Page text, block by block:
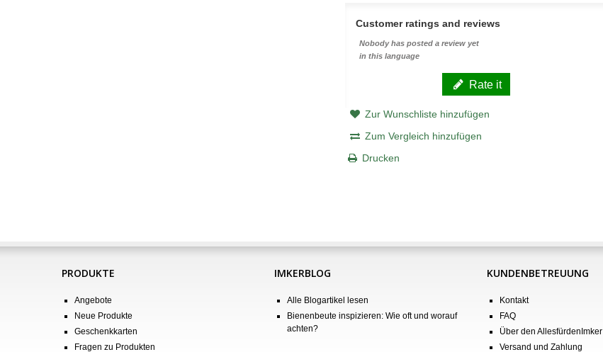
Customer ratings and reviews
Nobody has posted a review yet
in this language
Rate it
Zur Wunschliste hinzufügen
Zum Vergleich hinzufügen
Drucken
PRODUKTE
Angebote
Neue Produkte
Geschenkkarten
Fragen zu Produkten
IMKERBLOG
Alle Blogartikel lesen
Bienenbeute inspizieren: Wie oft und worauf
achten?
KUNDENBETREUUNG
Kontakt
FAQ
Über den AllesfürdenImker
Versand und Zahlung